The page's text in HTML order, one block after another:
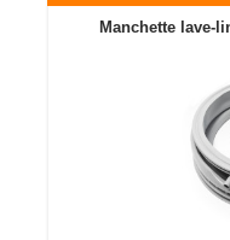
Manchette lave-